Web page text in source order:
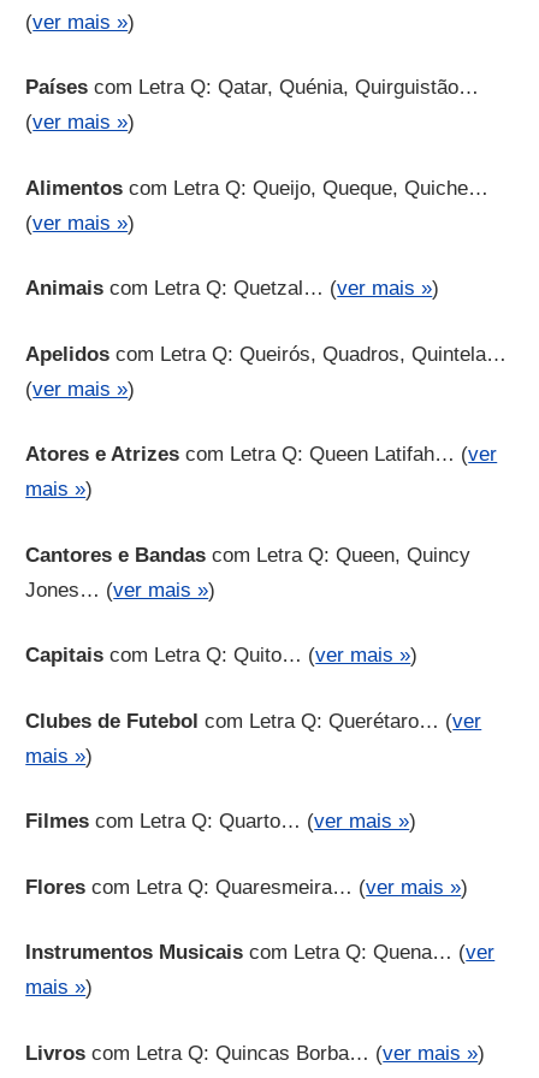
(ver mais »)
Países com Letra Q: Qatar, Quénia, Quirguistão…
(ver mais »)
Alimentos com Letra Q: Queijo, Queque, Quiche…
(ver mais »)
Animais com Letra Q: Quetzal… (ver mais »)
Apelidos com Letra Q: Queirós, Quadros, Quintela…
(ver mais »)
Atores e Atrizes com Letra Q: Queen Latifah… (ver
mais »)
Cantores e Bandas com Letra Q: Queen, Quincy
Jones… (ver mais »)
Capitais com Letra Q: Quito… (ver mais »)
Clubes de Futebol com Letra Q: Querétaro… (ver
mais »)
Filmes com Letra Q: Quarto… (ver mais »)
Flores com Letra Q: Quaresmeira… (ver mais »)
Instrumentos Musicais com Letra Q: Quena… (ver
mais »)
Livros com Letra Q: Quincas Borba… (ver mais »)